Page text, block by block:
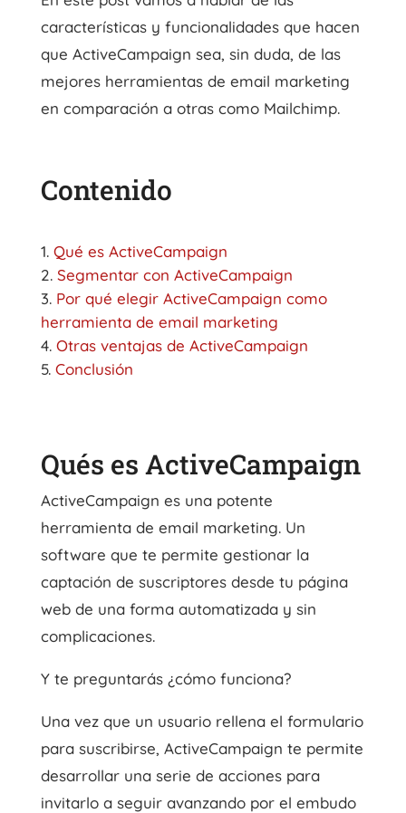
características y funcionalidades que hacen
que ActiveCampaign sea, sin duda, de las
mejores herramientas de email marketing
en comparación a otras como Mailchimp.
Contenido
Qué es ActiveCampaign
Segmentar con ActiveCampaign
Por qué elegir ActiveCampaign como
herramienta de email marketing
Otras ventajas de ActiveCampaign
Conclusión
Qués es ActiveCampaign
ActiveCampaign es una potente
herramienta de email marketing. Un
software que te permite gestionar la
captación de suscriptores desde tu página
web de una forma automatizada y sin
complicaciones.
Y te preguntarás ¿cómo funciona?
Una vez que un usuario rellena el formulario
para suscribirse, ActiveCampaign te permite
desarrollar una serie de acciones para
invitarlo a seguir avanzando por el embudo